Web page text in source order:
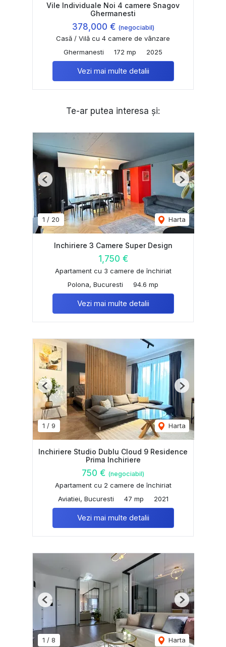
Vile Individuale Noi 4 camere Snagov
Ghermanesti
378,000 € (negociabil)
Casă / Vilă cu 4 camere de vânzare
Ghermanesti
172 mp 2025
Vezi mai multe detalii
Te-ar putea interesa și:
1 / 20 Harta
Previous Next
Inchiriere 3 Camere Super Design
1,750 €
Apartament cu 3 camere de închiriat
Polona, Bucuresti
94.6 mp
Vezi mai multe detalii
1 / 9 Harta
Previous Next
Inchiriere Studio Dublu Cloud 9 Residence
Prima Inchiriere
750 € (negociabil)
Apartament cu 2 camere de închiriat
Aviatiei, Bucuresti
47 mp 2021
Vezi mai multe detalii
1 / 8 Harta
Previous Next